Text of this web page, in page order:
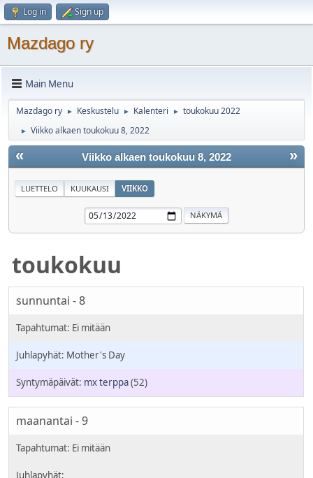
Log in Sign up
Mazdago ry
Main Menu
Mazdago ry ► Keskustelu ► Kalenteri ► toukokuu 2022
► Viikko alkaen toukokuu 8, 2022
« »
Viikko alkaen toukokuu 8, 2022
LUETTELO KUUKAUSI VIIKKO
toukokuu
sunnuntai - 8
Mother's Day
mx terppa(52)
maanantai - 9